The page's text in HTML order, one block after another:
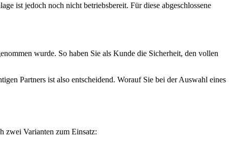
ist jedoch noch nicht betriebsbereit. Für diese abgeschlossene
wurde. So haben Sie als Kunde die Sicherheit, den vollen
Partners ist also entscheidend. Worauf Sie bei der Auswahl eines
zwei Varianten zum Einsatz: